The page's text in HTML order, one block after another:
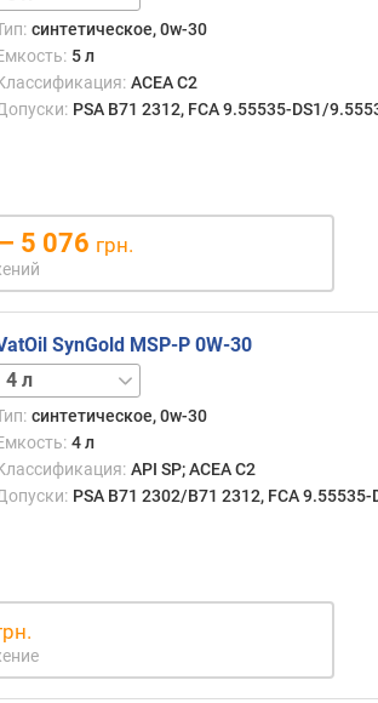
синтетическое, 0w-30
5 л
ACEA C2
PSA B71 2312, FCA 9.55535-DS1/
5 076 грн.
SynGold MSP-P 0W-30
1 л
синтетическое, 0w-30
4 л
API SP; ACEA C2
PSA B71 2302/B71 2312, FCA